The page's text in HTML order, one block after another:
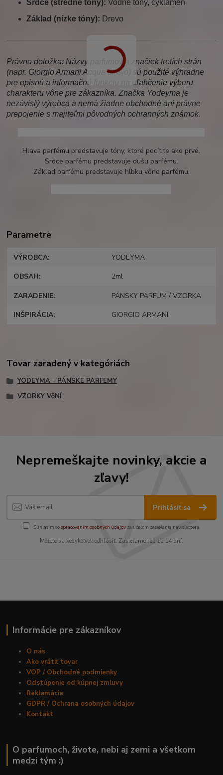
Srdce (stredné tóny): Vodné tóny, cyklámen
Základ (nízke tóny): Drevo
Právna doložka: Názvy parfumov a značiek tretích strán
(napr. Giorgio Armani Acqua di Giò) sú použité výhradne
pre opisnú a informačnú funkciu na uľahčenie výberu
charakteru vône pre zákazníka. Značka Yodeyma je
nezávislý výrobca a nemá žiadne obchodné ani právne
prepojenie s majiteľmi pôvodných ochranných známok.
Hlava parfému predstavuje tóny, ktoré pocítite ako prvé.
Srdce parfému predstavuje dušu parfému.
Základ parfému predstavuje hĺbku vône parfému.
Parametre
VÝROBCA YODEYMA
OBSAH 2ml
ZARADENIE PÁNSKY PARFUM / VZORKA
INŠPIRÁCIA GIORGIO ARMANI
Tovar zaradený v kategóriách
YODEYMA - PÁNSKE PARFEMY
VZORKY VôNÍ
Nepremeškajte novinky, akcie a
zľavy!
Prihlásiť sa
Súhlasím sospracovaním osobných údajov za účelom zasielania newslettera.
Môžete sa kedykoľvek odhlásiť. Zasielame raz za 14 dní.
Informácie pre zákazníkov
O nás
Ako vrátiť tovar
VOP / Obchodné podmienky
Odstúpenie od kúpnej zmluvy
Reklamácia
GDPR / Ochrana osobných údajov
Kontakt
O parfumoch, živote, nebi aj zemi a všetkom
medzi tým :)